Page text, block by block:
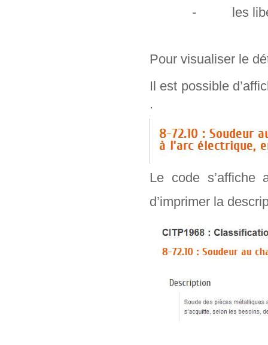
- les
Pour visualiser le
Il est possible
.
Le code s’affiche
d’imprimer la